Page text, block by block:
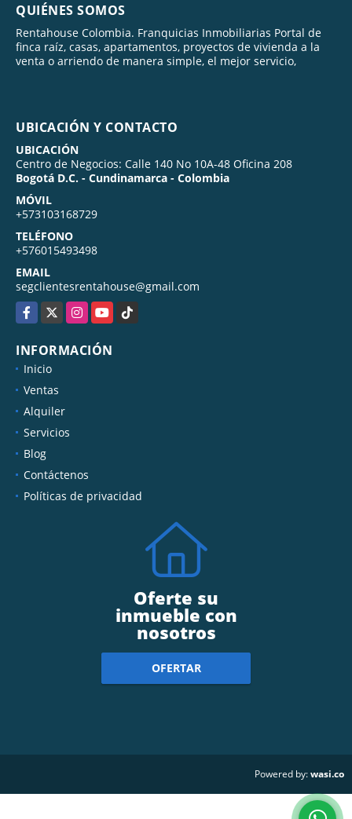
QUIÉNES SOMOS
Rentahouse Colombia. Franquicias Inmobiliarias Portal de
finca raíz, casas, apartamentos, proyectos de vivienda a la
venta o arriendo de manera simple, el mejor servicio,
UBICACIÓN Y CONTACTO
UBICACIÓN
Centro de Negocios: Calle 140 No 10A-48 Oficina 208
Bogotá D.C. - Cundinamarca - Colombia
MÓVIL
+573103168729
TELÉFONO
+576015493498
EMAIL
segclientesrentahouse@gmail.com
Facebook
X InstagramYouTubeTikTok
INFORMACIÓN
Inicio
Ventas
Alquiler
Servicios
Blog
Contáctenos
Políticas de privacidad
Oferte su
inmueble con
nosotros
OFERTAR
Powered by:wasi.co